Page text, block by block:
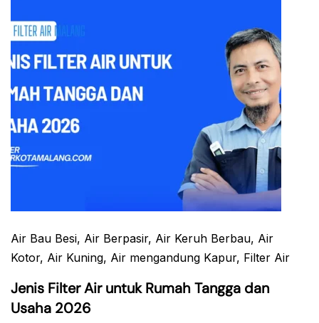
Air Bau Besi, Air Berpasir, Air Keruh Berbau, Air
Kotor, Air Kuning, Air mengandung Kapur, Filter Air
Jenis Filter Air untuk Rumah Tangga dan
Usaha 2026